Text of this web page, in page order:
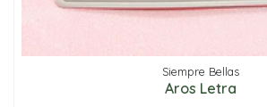
Siempre Bellas
Aros Letra